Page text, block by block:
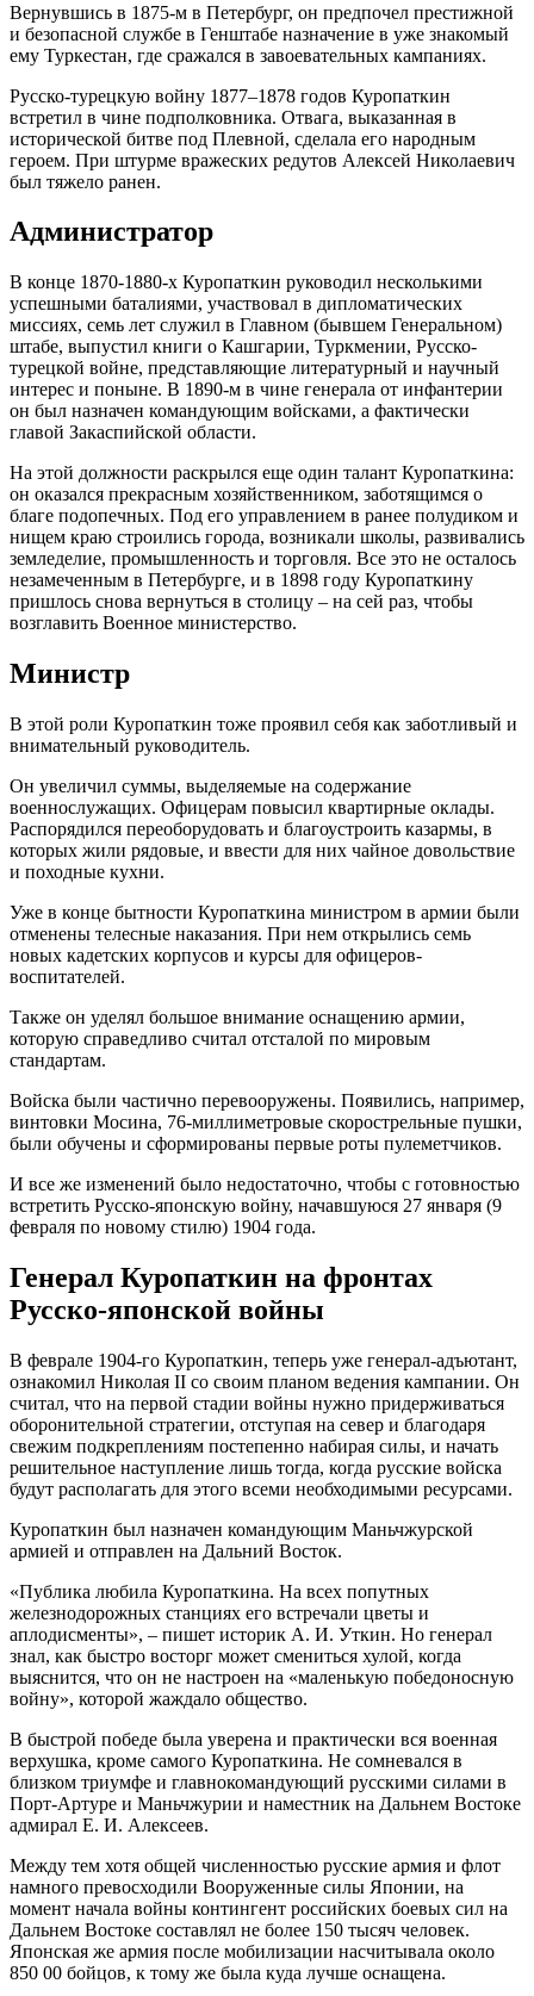
Вернувшись в 1875-м в Петербург, он предпочел престижной
и безопасной службе в Генштабе назначение в уже знакомый
ему Туркестан, где сражался в завоевательных кампаниях.
Русско-турецкую войну 1877–1878 годов Куропаткин
встретил в чине подполковника. Отвага, выказанная в
исторической битве под Плевной, сделала его народным
героем. При штурме вражеских редутов Алексей Николаевич
был тяжело ранен.
Администратор
В конце 1870-1880-х Куропаткин руководил несколькими
успешными баталиями, участвовал в дипломатических
миссиях, семь лет служил в Главном (бывшем Генеральном)
штабе, выпустил книги о Кашгарии, Туркмении, Русско-
турецкой войне, представляющие литературный и научный
интерес и поныне. В 1890-м в чине генерала от инфантерии
он был назначен командующим войсками, а фактически
главой Закаспийской области.
На этой должности раскрылся еще один талант Куропаткина:
он оказался прекрасным хозяйственником, заботящимся о
благе подопечных. Под его управлением в ранее полудиком и
нищем краю строились города, возникали школы, развивались
земледелие, промышленность и торговля. Все это не осталось
незамеченным в Петербурге, и в 1898 году Куропаткину
пришлось снова вернуться в столицу – на сей раз, чтобы
возглавить Военное министерство.
Министр
В этой роли Куропаткин тоже проявил себя как заботливый и
внимательный руководитель.
Он увеличил суммы, выделяемые на содержание
военнослужащих. Офицерам повысил квартирные оклады.
Распорядился переоборудовать и благоустроить казармы, в
которых жили рядовые, и ввести для них чайное довольствие
и походные кухни.
Уже в конце бытности Куропаткина министром в армии были
отменены телесные наказания. При нем открылись семь
новых кадетских корпусов и курсы для офицеров-
воспитателей.
Также он уделял большое внимание оснащению армии,
которую справедливо считал отсталой по мировым
стандартам.
Войска были частично перевооружены. Появились, например,
винтовки Мосина, 76-миллиметровые скорострельные пушки,
были обучены и сформированы первые роты пулеметчиков.
И все же изменений было недостаточно, чтобы с готовностью
встретить Русско-японскую войну, начавшуюся 27 января (9
февраля по новому стилю) 1904 года.
Генерал Куропаткин на фронтах
Русско-японской войны
В феврале 1904-го Куропаткин, теперь уже генерал-адъютант,
ознакомил Николая II со своим планом ведения кампании. Он
считал, что на первой стадии войны нужно придерживаться
оборонительной стратегии, отступая на север и благодаря
свежим подкреплениям постепенно набирая силы, и начать
решительное наступление лишь тогда, когда русские войска
будут располагать для этого всеми необходимыми ресурсами.
Куропаткин был назначен командующим Маньчжурской
армией и отправлен на Дальний Восток.
«Публика любила Куропаткина. На всех попутных
железнодорожных станциях его встречали цветы и
аплодисменты», – пишет историк А. И. Уткин. Но генерал
знал, как быстро восторг может смениться хулой, когда
выяснится, что он не настроен на «маленькую победоносную
войну», которой жаждало общество.
В быстрой победе была уверена и практически вся военная
верхушка, кроме самого Куропаткина. Не сомневался в
близком триумфе и главнокомандующий русскими силами в
Порт-Артуре и Маньчжурии и наместник на Дальнем Востоке
адмирал Е. И. Алексеев.
Между тем хотя общей численностью русские армия и флот
намного превосходили Вооруженные силы Японии, на
момент начала войны контингент российских боевых сил на
Дальнем Востоке составлял не более 150 тысяч человек.
Японская же армия после мобилизации насчитывала около
850 00 бойцов, к тому же была куда лучше оснащена.